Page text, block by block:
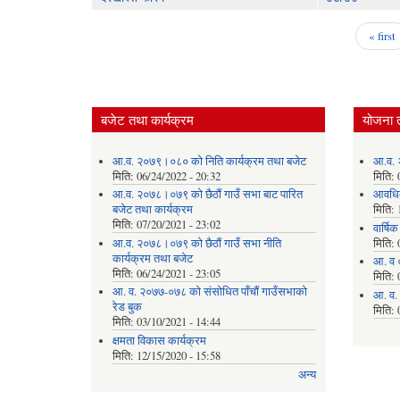
« first
बजेट तथा कार्यक्रम
आ.व. २०७९।०८० को निति कार्यक्रम तथा बजेट
मिति: 06/24/2022 - 20:32
आ.व. २०७८।०७९ को छैठौं गाउँ सभा बाट पारित
बजेट तथा कार्यक्रम
मिति: 07/20/2021 - 23:02
आ.व. २०७८।०७९ को छैठौं गाउँ सभा नीति
कार्यक्रम तथा बजेट
मिति: 06/24/2021 - 23:05
आ. व. २०७७-०७८ को संसोधित पाँचौं गाउँसभाको
रेड बुक
मिति: 03/10/2021 - 14:44
क्षमता विकास कार्यक्रम
मिति: 12/15/2020 - 15:58
अन्य
योजना
आ.व.
मिति:
मिति:
मिति:
आ. व
मिति:
आ. व.
मिति: